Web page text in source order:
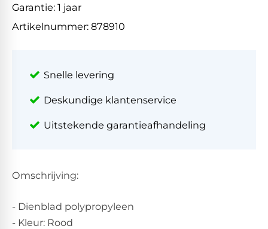
Garantie: 1 jaar
Artikelnummer: 878910
Snelle levering
Deskundige klantenservice
Uitstekende garantieafhandeling
Omschrijving:
- Dienblad polypropyleen
- Kleur: Rood